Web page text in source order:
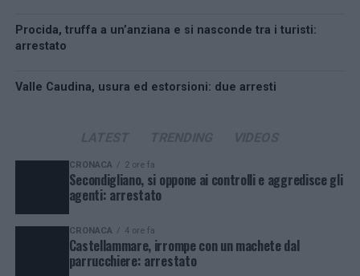
Procida, truffa a un’anziana e si nasconde tra i turisti:
arrestato
Valle Caudina, usura ed estorsioni: due arresti
CRONACA 2 ore fa
Secondigliano, si oppone ai controlli e aggredisce gli
agenti: arrestato
CRONACA 4 ore fa
Castellammare, irrompe con un machete dal
parrucchiere: arrestato